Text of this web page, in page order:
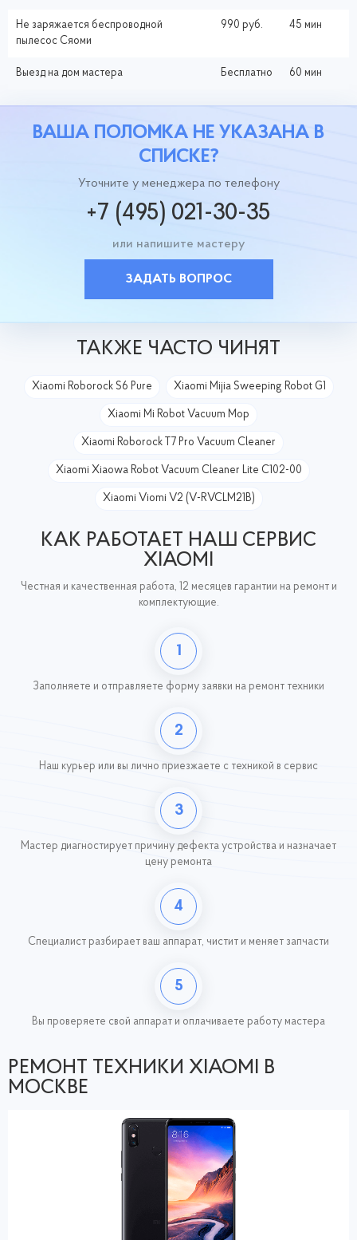
Не заряжается беспроводной
пылесос Сяоми
990 руб. 45 мин
Выезд на дом мастера Бесплатно 60 мин
ВАША ПОЛОМКА НЕ УКАЗАНА В
СПИСКЕ?
Уточните у менеджера по телефону
+7 (495) 021-30-35
или напишите мастеру
ЗАДАТЬ ВОПРОС
ТАКЖЕ ЧАСТО ЧИНЯТ
Xiaomi Roborock S6 Pure Xiaomi Mijia Sweeping Robot G1
Xiaomi Mi Robot Vacuum Mop
Xiaomi Roborock T7 Pro Vacuum Cleaner
Xiaomi Xiaowa Robot Vacuum Cleaner Lite C102-00
Xiaomi Viomi V2 (V-RVCLM21B)
КАК РАБОТАЕТ НАШ СЕРВИС
XIAOMI
Честная и качественная работа, 12 месяцев гарантии на ремонт и
комплектующие.
1
Заполняете и отправляете форму заявки на ремонт техники
2
Наш курьер или вы лично приезжаете с техникой в сервис
3
Мастер диагностирует причину дефекта устройства и назначает
цену ремонта
4
Специалист разбирает ваш аппарат, чистит и меняет запчасти
5
Вы проверяете свой аппарат и оплачиваете работу мастера
РЕМОНТ ТЕХНИКИ XIAOMI В
МОСКВЕ